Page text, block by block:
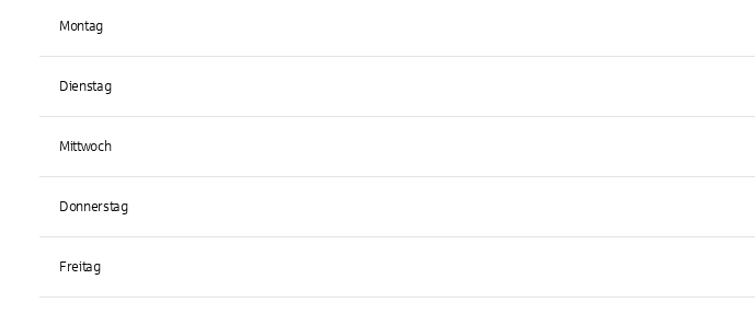
Montag
Dienstag
Mittwoch
Donnerstag
Freitag